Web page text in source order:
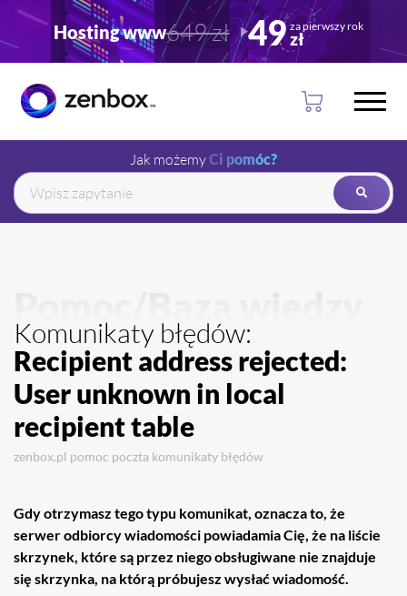
Przejdź
głownej
Przejdź
stopki
Hosting www649 zł 49zł
za pierwszy rok
Jak możemyCi pomóc?
Komunikaty błędów:
Recipient address rejected:
User unknown in local
recipient table
zenbox.pl pomoc poczta komunikaty błędów
Gdy otrzymasz tego typu komunikat, oznacza to, że
serwer odbiorcy wiadomości powiadamia Cię, że na liście
skrzynek, które są przez niego obsługiwane nie znajduje
się skrzynka, na którą próbujesz wysłać wiadomość.